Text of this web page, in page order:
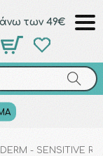
των 49€
- SENSITIVE